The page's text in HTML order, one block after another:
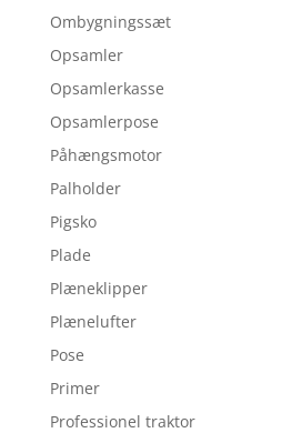
Ombygningssæt
Opsamler
Opsamlerkasse
Opsamlerpose
Påhængsmotor
Palholder
Pigsko
Plade
Plæneklipper
Plænelufter
Pose
Primer
Professionel traktor